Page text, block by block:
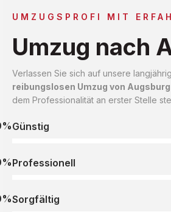
UMZUGSPROFI MIT
Umzug nach
Verlassen Sie sich auf unsere
reibungslosen Umzug von
dem Professionalität an erster Stelle
Günstig
Professionell
Sorgfältig